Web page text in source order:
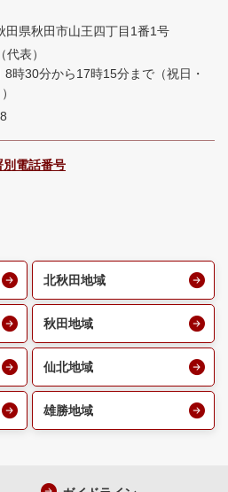
県秋田市山王四丁目1番1号
表）
8時30分から17時15分まで （祝日・
別電話番号
北秋田地域
秋田地域
仙北地域
雄勝地域